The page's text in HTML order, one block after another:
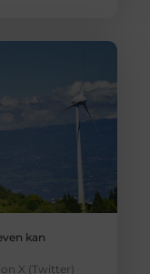
kan
X (Twitter)